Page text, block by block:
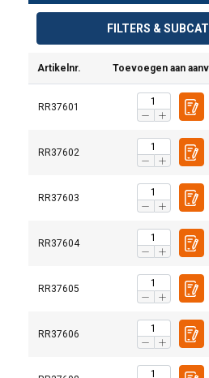
FILTERS &
Artikelnr. Toevoegen aan
RR37601
RR37602
RR37603
RR37604
RR37605
RR37606
Markering: